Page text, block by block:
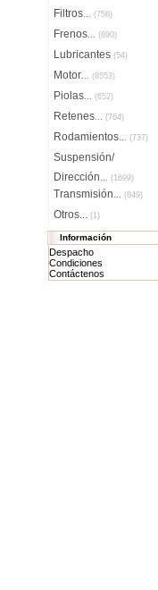
Filtros... (756)
Frenos... (890)
Lubricantes (54)
Motor... (8553)
Piolas... (652)
Retenes... (764)
Rodamientos... (737)
Suspensión/
Dirección... (1699)
Transmisión... (849)
Otros... (1)
Información
Despacho
Condiciones
Contáctenos